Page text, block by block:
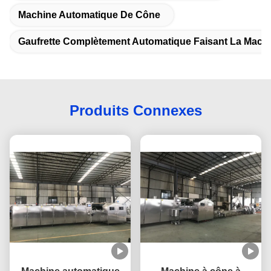
Machine Automatique De Cône
Gaufrette Complètement Automatique Faisant La
Produits Connexes